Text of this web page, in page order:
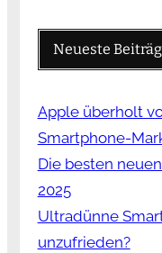
Neueste
Apple überholt
Smartphone-
Die besten
2025
Ultradünne
unzufrieden?